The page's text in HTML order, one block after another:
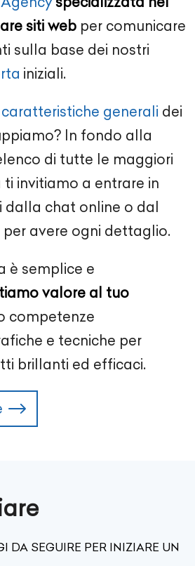
siti web per comunicare
sulla base dei nostri
iniziali.
caratteristiche generali dei
In fondo alla
di tutte le maggiori
invitiamo a entrare in
chat online o dal
per avere ogni dettaglio.
è semplice e
valore al tuo
competenze
e tecniche per
brillanti ed efficaci.
DA SEGUIRE PER INIZIARE UN